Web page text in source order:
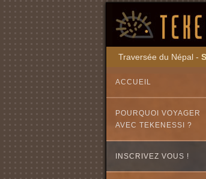
Traversée du Népal -
ACCUEIL
POURQUOI VOYAGER
AVEC TEKENESSI ?
INSCRIVEZ VOUS !